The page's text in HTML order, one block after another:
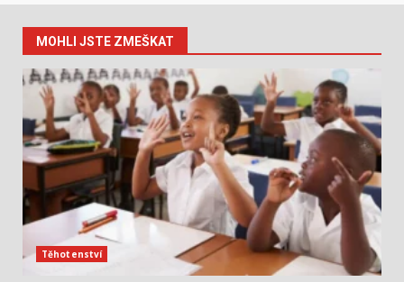
MOHLI JSTE ZMEŠKAT
Těhotenství